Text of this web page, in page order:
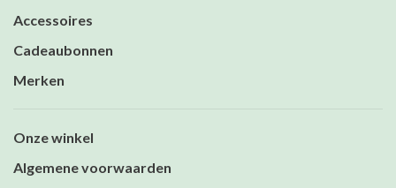
Accessoires
Cadeaubonnen
Merken
Onze winkel
Algemene voorwaarden